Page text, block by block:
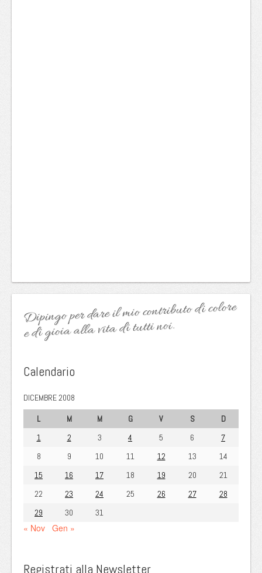
Dipingo per dare il mio contributo di colore
e di gioia alla vita di tutti noi.
Calendario
DICEMBRE 2008
L
M M G V S
D
1
2 3 4 5 6
7
8
9 10 11 12 13
14
15
16 17 18 19 20
21
22
23 24 25 26 27
28
29
30 31
« Nov Gen »
Registrati alla Newsletter